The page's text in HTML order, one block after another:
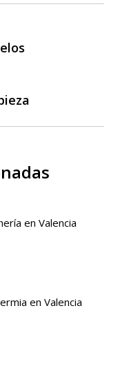
en Valencia
en Valencia